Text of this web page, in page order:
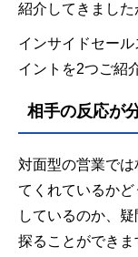
紹介してきました
インサイドセー
イントを2つご紹
相手の反応が
対面型の営業で
てくれているか
しているのか、
探ることができま